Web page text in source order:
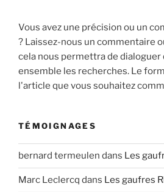
Vous avez une précision ou un
? Laissez-nous un commentaire
cela nous permettra de dialoguer
ensemble les recherches. Le
l'article que vous souhaitez
TÉMOIGNAGES
bernard termeulen dans Les
Marc Leclercq dans Les gaufres